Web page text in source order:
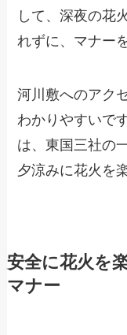
して、深夜の花
れずに、マナー
河川敷へのアク
わかりやすいで
は、東国三社の
夕涼みに花火を
安全に花火を
マナー